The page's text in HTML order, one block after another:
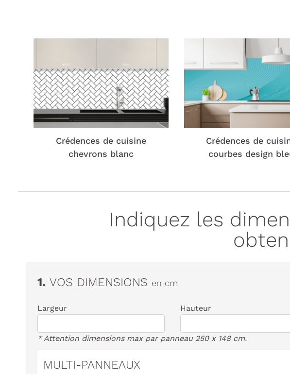
Crédences de cuisine
chevrons blanc
Crédences de
courbes design
Indiquez les
1. VOS DIMENSIONS en cm
Largeur Hauteur
* Attention dimensions max par panneau 250 x 148 cm.
MULTI-PANNEAUX